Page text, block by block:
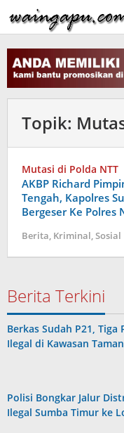
ke
konten
Topik:
Mutasi di Polda NTT
AKBP Richard
Tengah, Kapolres
Bergeser Ke Polres
Berita, Kriminal,Sosial
Berita Terkini
Berkas Sudah P21, Tiga
Ilegal di Kawasan
Polisi Bongkar Jalur
Ilegal Sumba Timur ke